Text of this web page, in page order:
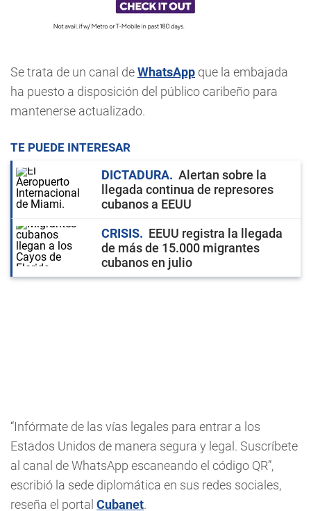
Se trata de un canal deWhatsApp que la embajada
ha puesto a disposición del público caribeño para
mantenerse actualizado.
TE PUEDE INTERESAR
DICTADURA
Alertan sobre la
llegada continua de represores
cubanos a EEUU
CRISIS
EEUU registra la llegada
de más de 15.000 migrantes
cubanos en julio
“Infórmate de las vías legales para entrar a los
Estados Unidos de manera segura y legal. Suscríbete
al canal de WhatsApp escaneando el código QR”,
escribió la sede diplomática en sus redes sociales,
reseña el portal Cubanet.